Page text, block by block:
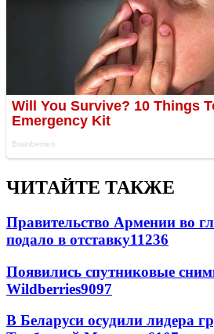
ЧИТАЙТЕ ТАКЖЕ
Правительство Армении во
подало в отставку11236
Появились спутниковые
Wildberries9097
В Беларуси осудили лидера